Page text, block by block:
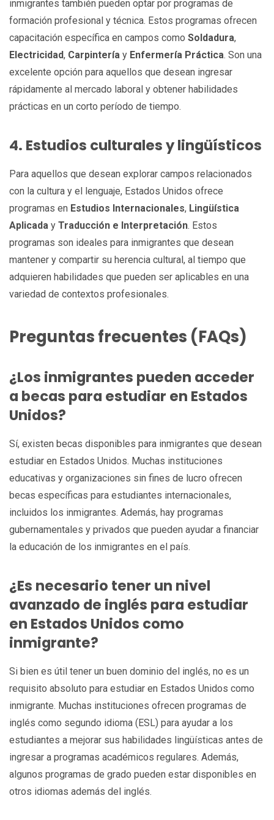
inmigrantes también pueden optar por programas de
formación profesional y técnica. Estos programas ofrecen
capacitación específica en campos como Soldadura,
Electricidad, Carpintería y Enfermería Práctica. Son una
excelente opción para aquellos que desean ingresar
rápidamente al mercado laboral y obtener habilidades
prácticas en un corto período de tiempo.
4. Estudios culturales y lingüísticos
Para aquellos que desean explorar campos relacionados
con la cultura y el lenguaje, Estados Unidos ofrece
programas en Estudios Internacionales, Lingüística
Aplicada y Traducción e Interpretación. Estos
programas son ideales para inmigrantes que desean
mantener y compartir su herencia cultural, al tiempo que
adquieren habilidades que pueden ser aplicables en una
variedad de contextos profesionales.
Preguntas frecuentes (FAQs)
¿Los inmigrantes pueden acceder
a becas para estudiar en Estados
Unidos?
Sí, existen becas disponibles para inmigrantes que desean
estudiar en Estados Unidos. Muchas instituciones
educativas y organizaciones sin fines de lucro ofrecen
becas específicas para estudiantes internacionales,
incluidos los inmigrantes. Además, hay programas
gubernamentales y privados que pueden ayudar a financiar
la educación de los inmigrantes en el país.
¿Es necesario tener un nivel
avanzado de inglés para estudiar
en Estados Unidos como
inmigrante?
Si bien es útil tener un buen dominio del inglés, no es un
requisito absoluto para estudiar en Estados Unidos como
inmigrante. Muchas instituciones ofrecen programas de
inglés como segundo idioma (ESL) para ayudar a los
estudiantes a mejorar sus habilidades lingüísticas antes de
ingresar a programas académicos regulares. Además,
algunos programas de grado pueden estar disponibles en
otros idiomas además del inglés.